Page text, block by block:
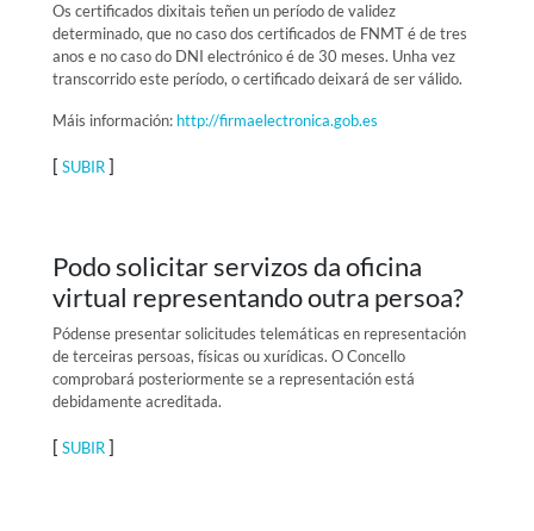
Os certificados dixitais teñen un período de validez
determinado, que no caso dos certificados de FNMT é de tres
anos e no caso do DNI electrónico é de 30 meses. Unha vez
transcorrido este período, o certificado deixará de ser válido.
Máis información: http://firmaelectronica.gob.es
[ SUBIR]
Podo solicitar servizos da oficina
virtual representando outra persoa?
Pódense presentar solicitudes telemáticas en representación
de terceiras persoas, físicas ou xurídicas. O Concello
comprobará posteriormente se a representación está
debidamente acreditada.
[ SUBIR]